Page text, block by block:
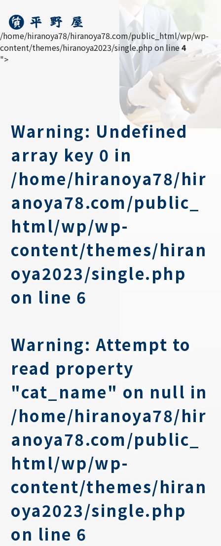
/home/hiranoya78/hiranoya78.com/public_html/wp/wp-
content/themes/hiranoya2023/single.php on line4
">
Warning: Undefined
array key 0 in
/home/hiranoya78/hir
anoya78.com/public_
html/wp/wp-
content/themes/hiran
oya2023/single.php
on line 6
Warning: Attempt to
read property
"cat_name" on null in
/home/hiranoya78/hir
anoya78.com/public_
html/wp/wp-
content/themes/hiran
oya2023/single.php
on line 6